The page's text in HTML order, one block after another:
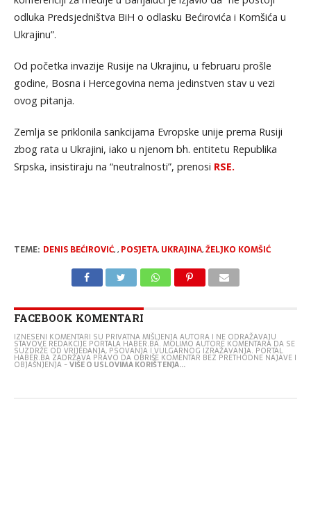
odluka Predsjedništva BiH o odlasku Bećirovića i Komšića u
Ukrajinu”.
Od početka invazije Rusije na Ukrajinu, u februaru prošle
godine, Bosna i Hercegovina nema jedinstven stav u vezi
ovog pitanja.
Zemlja se priklonila sankcijama Evropske unije prema Rusiji
zbog rata u Ukrajini, iako u njenom bh. entitetu Republika
Srpska, insistiraju na “neutralnosti”, prenosi RSE.
TEME: DENIS BEĆIROVIĆ,, POSJETA, UKRAJINA,ŽELJKO KOMŠIĆ
FACEBOOK KOMENTARI
IZNESENI KOMENTARI SU PRIVATNA MIŠLJENJA AUTORA I NE ODRAŽAVAJU
STAVOVE REDAKCIJE PORTALA HABER.BA. MOLIMO AUTORE KOMENTARA DA SE
SUZDRŽE OD VRIJEĐANJA, PSOVANJA I VULGARNOG IZRAŽAVANJA. PORTAL
HABER.BA ZADRŽAVA PRAVO DA OBRIŠE KOMENTAR BEZ PRETHODNE NAJAVE I
OBJAŠNJENJA -VIŠE O USLOVIMA KORIŠTENJA...